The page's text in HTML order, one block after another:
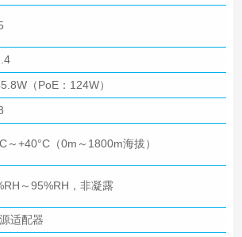
（PoE：124W）
～+40°C（0m～1800m海拔）
～95%RH，非凝露
适配器